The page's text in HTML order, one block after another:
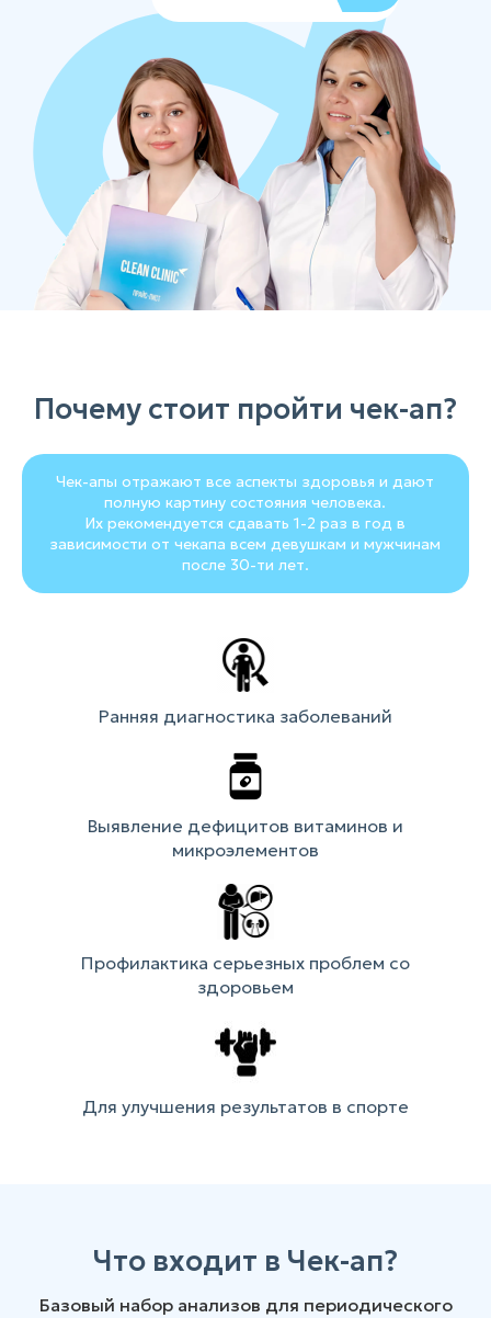
Почему стоит пройти чек-ап?
Чек-апы отражают все аспекты здоровья и дают
полную картину состояния человека.
Их рекомендуется сдавать 1-2 раз в год в
зависимости от чекапа всем девушкам и мужчинам
после 30-ти лет.
Ранняя диагностика заболеваний
Выявление дефицитов витаминов и
микроэлементов
Профилактика серьезных проблем со
здоровьем
Для улучшения результатов в спорте
Что входит в Чек-ап?
Базовый набор анализов для периодического